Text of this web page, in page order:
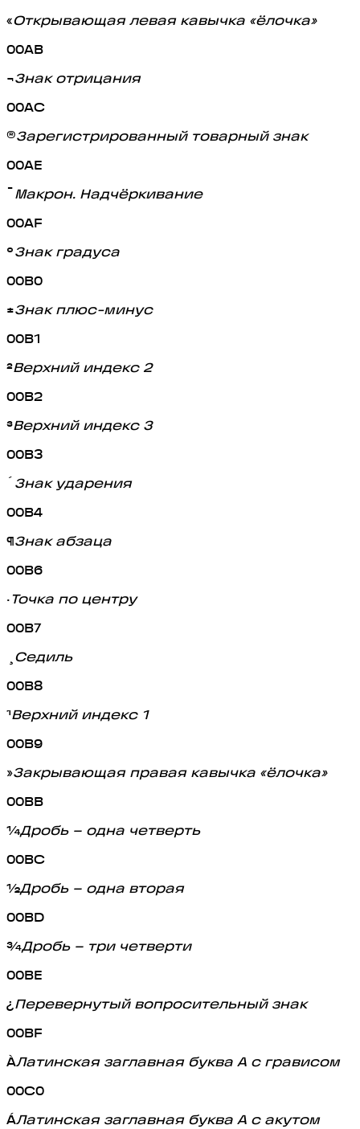
«Открывающая левая кавычка «ёлочка»
00AB
¬Знак отрицания
00AC
®Зарегистрированный товарный знак
00AE
¯Макрон. Надчёркивание
00AF
°Знак градуса
00B0
±Знак плюс-минус
00B1
²Верхний индекс 2
00B2
³Верхний индекс 3
00B3
´ Знак ударения
00B4
¶Знак абзаца
00B6
·Точка по центру
00B7
Седиль
00B8
¹Верхний индекс 1
00B9
»Закрывающая правая кавычка «ёлочка»
00BB
¼Дробь – одна четверть
00BC
½Дробь – одна вторая
00BD
¾Дробь – три четверти
00BE
¿Перевернутый вопросительный знак
00BF
ÀЛатинская заглавная буква A с грависом
00C0
ÁЛатинская заглавная буква A с акутом